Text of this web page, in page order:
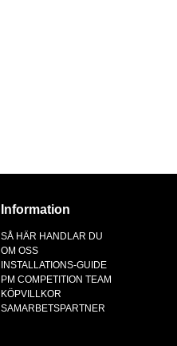
Information
SÅ HÄR HANDLAR DU
OM OSS
INSTALLATIONS-GUIDE
PM COMPETITION TEAM
KÖPVILLKOR
SAMARBETSPARTNER